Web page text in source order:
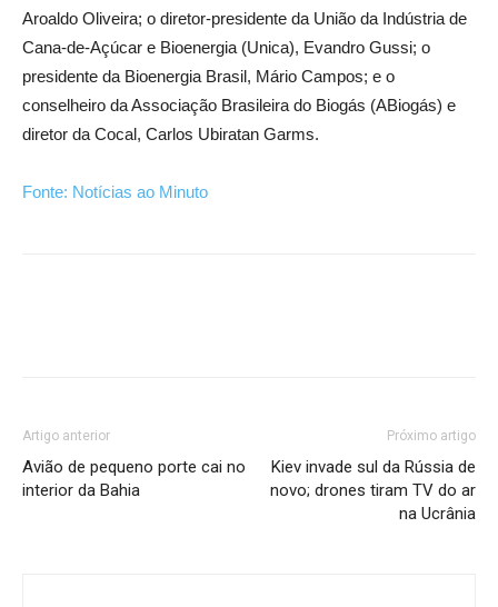
Aroaldo Oliveira; o diretor-presidente da União da Indústria de
Cana-de-Açúcar e Bioenergia (Unica), Evandro Gussi; o
presidente da Bioenergia Brasil, Mário Campos; e o
conselheiro da Associação Brasileira do Biogás (ABiogás) e
diretor da Cocal, Carlos Ubiratan Garms.
Fonte: Notícias ao Minuto
Artigo anterior
Avião de pequeno porte cai no
interior da Bahia
Próximo artigo
Kiev invade sul da Rússia de
novo; drones tiram TV do ar
na Ucrânia